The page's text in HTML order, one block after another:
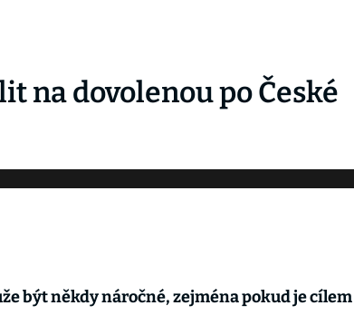
na dovolenou po České
být někdy náročné, zejména pokud je cílem